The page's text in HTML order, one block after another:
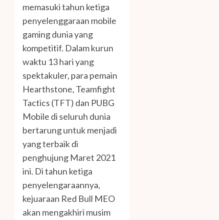
memasuki tahun ketiga
penyelenggaraan mobile
gaming dunia yang
kompetitif. Dalam kurun
waktu 13 hari yang
spektakuler, para pemain
Hearthstone, Teamfight
Tactics (TFT) dan PUBG
Mobile di seluruh dunia
bertarung untuk menjadi
yang terbaik di
penghujung Maret 2021
ini. Di tahun ketiga
penyelengaraannya,
kejuaraan Red Bull MEO
akan mengakhiri musim